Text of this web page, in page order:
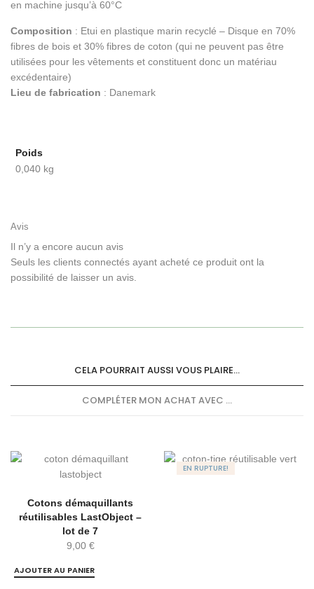
en machine jusqu’à 60°C
Composition : Etui en plastique marin recyclé – Disque en 70%
fibres de bois et 30% fibres de coton (qui ne peuvent pas être
utilisées pour les vêtements et constituent donc un matériau
excédentaire)
Lieu de fabrication : Danemark
Poids
0,040 kg
Avis
Il n’y a encore aucun avis
Seuls les clients connectés ayant acheté ce produit ont la
possibilité de laisser un avis.
CELA POURRAIT AUSSI VOUS PLAIRE...
COMPLÉTER MON ACHAT AVEC ...
Cotons démaquillants
réutilisables LastObject –
lot de 7
9,00 €
AJOUTER AU PANIER
EN RUPTURE!